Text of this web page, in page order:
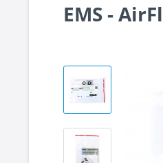
EMS -